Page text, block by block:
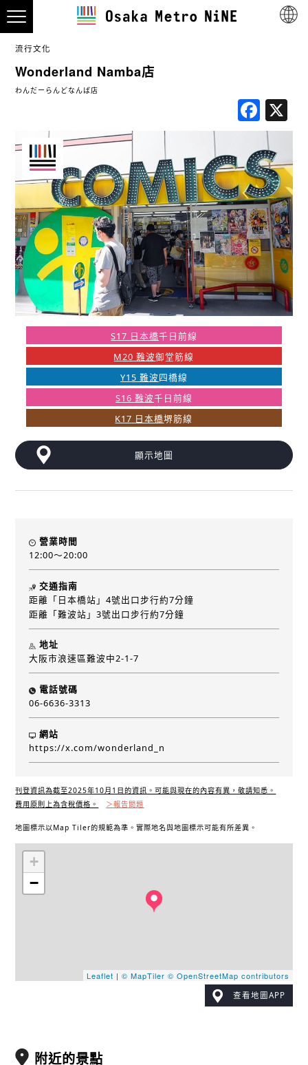
流行文化
Wonderland Namba店
わんだーらんどなんば店
S17 日本橋千日前線
M20 難波御堂筋線
Y15 難波四橋線
S16 難波千日前線
K17 日本橋堺筋線
顯示地圖
營業時間
12:00～20:00
交通指南
距離「日本橋站」4號出口步行約7分鐘
距離「難波站」3號出口步行約7分鐘
地址
大阪市浪速區難波中2-1-7
電話號碼
06-6636-3313
網站
https://x.com/wonderland_n
刊登資訊為截至2025年10月1日的資訊。可能與現在的內容有異，敬請知悉。
費用原則上為含稅價格。
＞報告問題
地圖標示以Map Tiler的規範為準。實際地名與地圖標示可能有所差異。
+
−
Leaflet | © MapTiler © OpenStreetMap contributors
查看地圖APP
附近的景點